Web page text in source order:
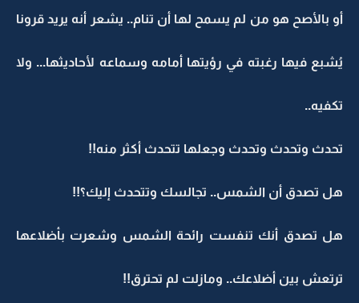
أو بالأصح هو من لم يسمح لها أن تنام.. يشعر أنه يريد قرونا
يُشبع فيها رغبته في رؤيتها أمامه وسماعه لأحاديثها... ولا
تكفيه..
تحدث وتحدث وتحدث وجعلها تتحدث أكثر منه!!
هل تصدق أن الشمس.. تجالسك وتتحدث إليك؟!!
هل تصدق أنك تنفست رائحة الشمس وشعرت بأضلاعها
ترتعش بين أضلاعك.. ومازلت لم تحترق!!